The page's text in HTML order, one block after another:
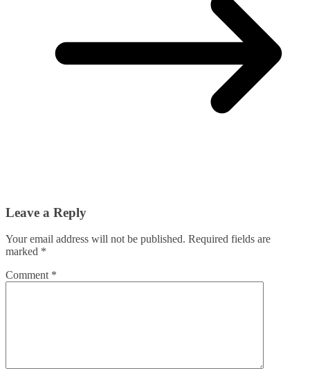
Leave a Reply
Your email address will not be published. Required fields are
marked *
Comment *